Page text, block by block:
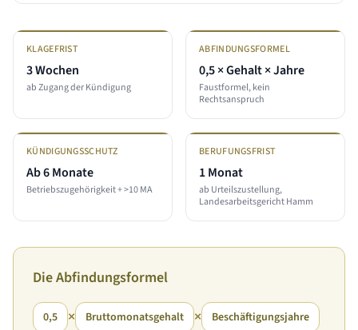
KLAGEFRIST
3 Wochen
ab Zugang der Kündigung
ABFINDUNGSFORMEL
0,5 × Gehalt × Jahre
Faustformel, kein
Rechtsanspruch
KÜNDIGUNGSSCHUTZ
Ab 6 Monate
Betriebszugehörigkeit + >10 MA
BERUFUNGSFRIST
1 Monat
ab Urteilszustellung,
Landesarbeitsgericht Hamm
Die Abfindungsformel
0,5 × Bruttomonatsgehalt × Beschäftigungsjahre